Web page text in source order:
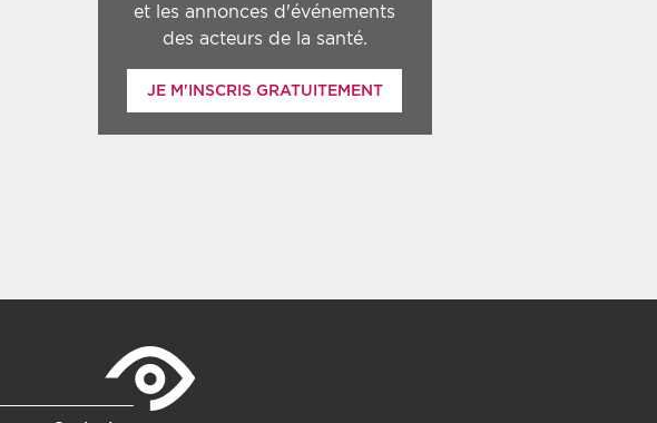
et les annonces d'événements
des acteurs de la santé.
JE M'INSCRIS GRATUITEMENT